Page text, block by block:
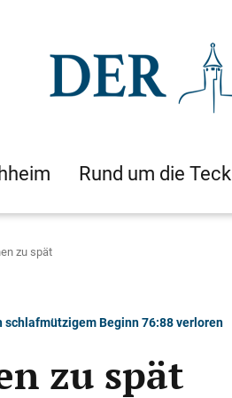
Rund um die Teck
zu spät
Beginn 76:88 verloren
zu spät